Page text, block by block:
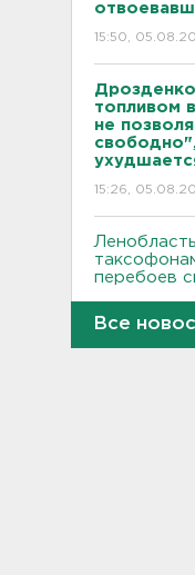
15:50,
топливом
не
15:26,
перебоев
Все